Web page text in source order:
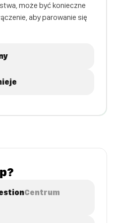
może być konieczne
aby parowanie się
Centrum